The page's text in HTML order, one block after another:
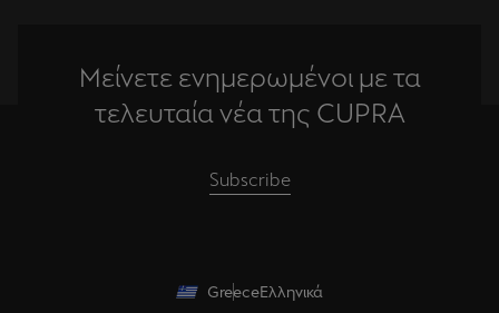
Μείνετε ενημερωμένοι με τα
τελευταία νέα της CUPRA
Subscribe
GreeceΕλληνικά